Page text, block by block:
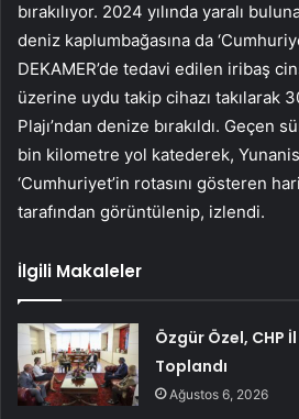
bırakılıyor. 2024 yılında yaralı
deniz kaplumbağasına da
DEKAMER’de tedavi edilen iribaş
üzerine uydu takip cihazı takılarak
Plajı’ndan denize bırakıldı. Geçen
bin kilometre yol katederek,
‘Cumhuriyet’in rotasını gösteren
tarafından görüntülenip, izlendi.
İlgili Makaleler
Özgür Özel, CHP
Toplandı
Ağustos 6, 2026